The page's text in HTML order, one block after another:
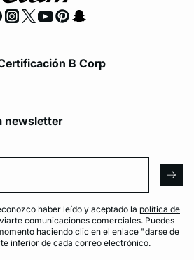
B Corp
newsletter
haber leído y aceptado la política de
comunicaciones comerciales. Puedes
haciendo clic en el enlace "darse de
inferior de cada correo electrónico.